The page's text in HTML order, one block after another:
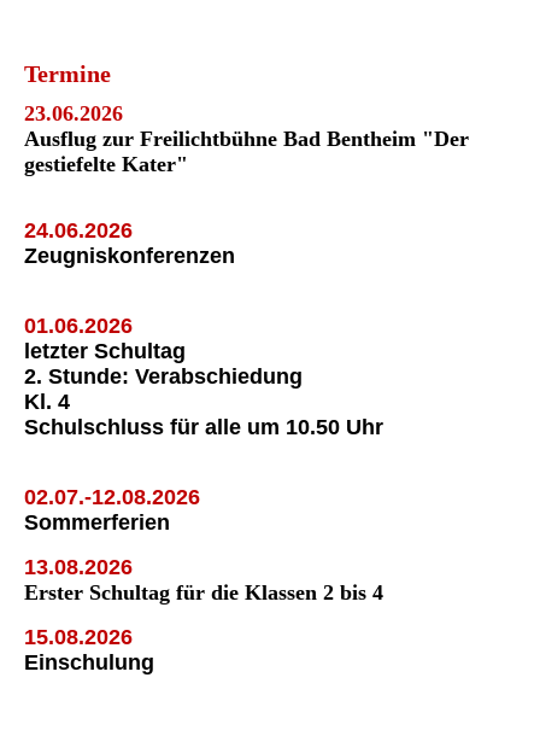
Termine
23.06.2026
Ausflug zur Freilichtbühne Bad Bentheim "Der
gestiefelte Kater"
24.06.2026
Zeugniskonferenzen
01.06.2026
letzter Schultag
2. Stunde: Verabschiedung
Kl. 4
Schulschluss für alle um 10.50 Uhr
02.07.-12.08.2026
Sommerferien
13.08.2026
Erster Schultag für die Klassen 2 bis 4
15.08.2026
Einschulung